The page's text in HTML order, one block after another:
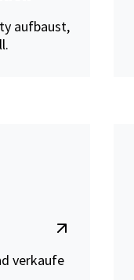
aufbaust,
verkaufe